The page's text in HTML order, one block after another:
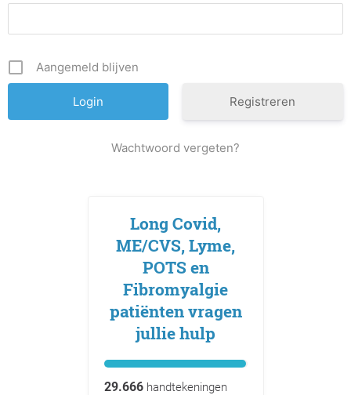
Aangemeld blijven
Registreren
Wachtwoord vergeten?
Long Covid,
ME/CVS, Lyme,
POTS en
Fibromyalgie
patiënten vragen
jullie hulp
29.666handtekeningen